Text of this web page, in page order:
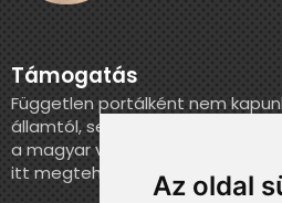
Az oldal
Támogatás
Független portálként nem
államtól, sem más szervezettől.
a magyar válogatott
itt megteheted.